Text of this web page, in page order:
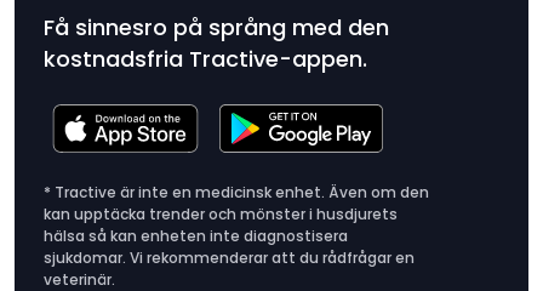
Produktpris
$9.99
Få sinnesro på språng med den
kostnadsfria Tractive-appen.
* Tractive är inte en medicinsk enhet. Även om den
kan upptäcka trender och mönster i husdjurets
hälsa så kan enheten inte diagnostisera
sjukdomar. Vi rekommenderar att du rådfrågar en
veterinär.